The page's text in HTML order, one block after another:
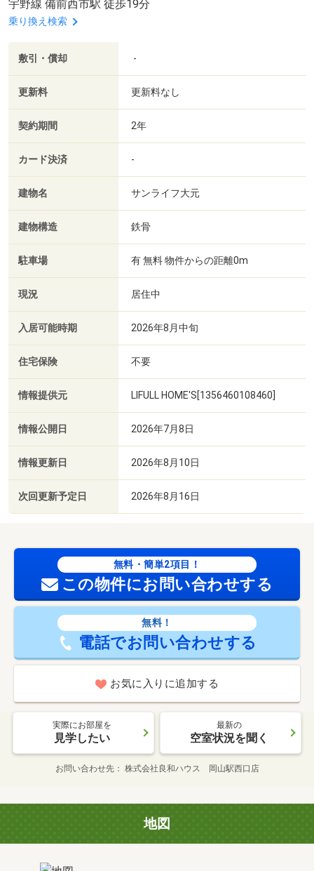
宇野線 備前西市駅 徒歩19分
乗り換え検索
敷引・償却 -
更新料 更新料なし
契約期間 2年
カード決済 -
建物名 サンライフ大元
建物構造 鉄骨
駐車場 有 無料 物件からの距離0m
現況 居住中
入居可能時期 2026年8月中旬
住宅保険 不要
情報提供元 LIFULL HOME'S[1356460108460]
情報公開日 2026年7月8日
情報更新日 2026年8月10日
次回更新予定日 2026年8月16日
無料・簡単2項目！
この物件にお問い合わせする
無料！
電話でお問い合わせする
お気に入りに追加する
実際にお部屋を
見学したい
最新の
空室状況を聞く
お問い合わせ先 株式会社良和ハウス 岡山駅西口店
地図